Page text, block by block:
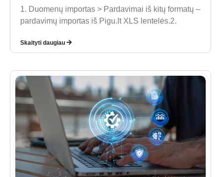
1. Duomenų importas > Pardavimai iš kitų formatų –
pardavimų importas iš Pigu.lt XLS lentelės.2.
Skaityti daugiau